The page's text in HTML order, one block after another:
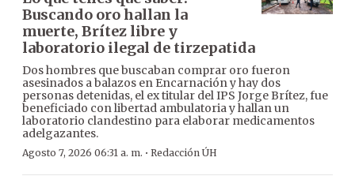
Buscando oro hallan la
muerte, Brítez libre y
laboratorio ilegal de tirzepatida
Dos hombres que buscaban comprar oro fueron
asesinados a balazos en Encarnación y hay dos
personas detenidas, el ex titular del IPS Jorge Brítez, fue
beneficiado con libertad ambulatoria y hallan un
laboratorio clandestino para elaborar medicamentos
adelgazantes.
Agosto 7, 2026 06:31 a. m. · Redacción ÚH